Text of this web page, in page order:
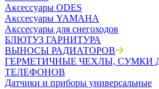
Аксессуары ODES
Акссесуары YAMAHA
Акссесуары для снегоходов
БЛЮТУЗ ГАРНИТУРА
ВЫНОСЫ РАДИАТОРОВ
ГЕРМЕТИЧНЫЕ ЧЕХЛЫ, СУМКИ
ТЕЛЕФОНОВ
Датчики и приборы универсальные